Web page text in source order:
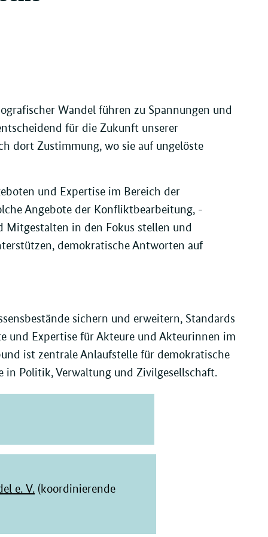
Wandel führen zu Spannungen und
für die Zukunft unserer
dort Zustimmung, wo sie auf ungelöste
und Expertise im Bereich der
Angebote der Konfliktbearbeitung, -
in den Fokus stellen und
demokratische Antworten auf
sichern und erweitern, Standards
und Expertise für Akteure und Akteurinnen im
ist zentrale Anlaufstelle für demokratische
Politik, Verwaltung und Zivilgesellschaft.
e. V. (koordinierende